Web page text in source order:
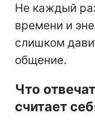
Не каждый
времени и
слишком
общение.
Что
считает